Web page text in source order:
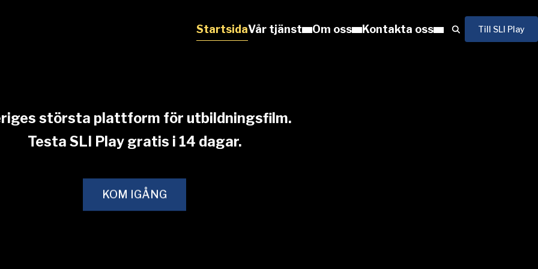
StartsidaVår tjänst Om oss Kontakta oss Till SLI Play
största plattform för utbildningsfilm.
Testa SLI Play gratis i 14 dagar.
KOM IGÅNG